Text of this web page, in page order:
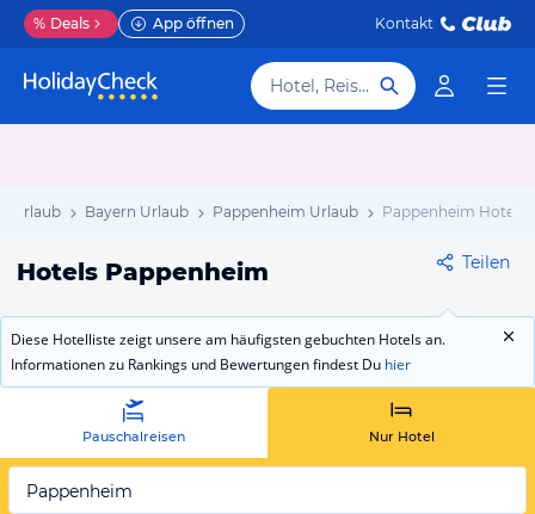
% Deals App öffnen Kontakt
Hotel, Reiseziel
Urlaub Bayern Urlaub Pappenheim Urlaub Pappenheim Hotels
Hotels Pappenheim Teilen
Diese Hotelliste zeigt unsere am häufigsten gebuchten Hotels an.
Informationen zu Rankings und Bewertungen findest Du hier
Pauschalreisen Nur Hotel
Pappenheim